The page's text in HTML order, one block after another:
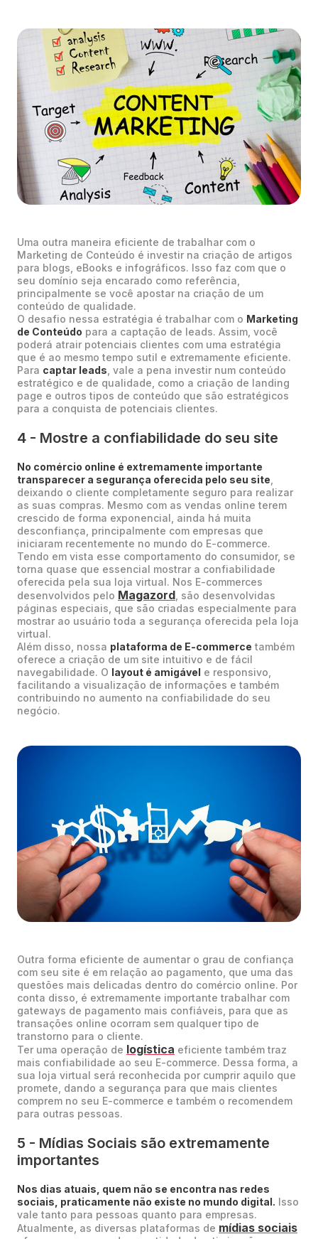
Uma outra maneira eficiente de trabalhar com o
Marketing de Conteúdo é investir na criação de artigos
para blogs, eBooks e infográficos. Isso faz com que o
seu domínio seja encarado como referência,
principalmente se você apostar na criação de um
conteúdo de qualidade.
O desafio nessa estratégia é trabalhar com o Marketing
de Conteúdo para a captação de leads. Assim, você
poderá atrair potenciais clientes com uma estratégia
que é ao mesmo tempo sutil e extremamente eficiente.
Para captar leads , vale a pena investir num conteúdo
estratégico e de qualidade, como a criação de landing
page e outros tipos de conteúdo que são estratégicos
para a conquista de potenciais clientes.
4 - Mostre a confiabilidade do seu site
No comércio online é extremamente importante
transparecer a segurança oferecida pelo seu site
deixando o cliente completamente seguro para realizar
as suas compras. Mesmo com as vendas online terem
crescido de forma exponencial, ainda há muita
desconfiança, principalmente com empresas que
iniciaram recentemente no mundo do E-commerce.
Tendo em vista esse comportamento do consumidor, se
torna quase que essencial mostrar a confiabilidade
oferecida pela sua loja virtual. Nos E-commerces
desenvolvidos pelo Magazord , são desenvolvidas
páginas especiais, que são criadas especialmente para
mostrar ao usuário toda a segurança oferecida pela loja
virtual.
Além disso, nossa plataforma de E-commerce também
oferece a criação de um site intuitivo e de fácil
navegabilidade. O layout é amigável e responsivo,
facilitando a visualização de informações e também
contribuindo no aumento na confiabilidade do seu
negócio.
Outra forma eficiente de aumentar o grau de confiança
com seu site é em relação ao pagamento, que uma das
questões mais delicadas dentro do comércio online. Por
conta disso, é extremamente importante trabalhar com
gateways de pagamento mais confiáveis, para que as
transações online ocorram sem qualquer tipo de
transtorno para o cliente.
Ter uma operação de logística eficiente também traz
mais confiabilidade ao seu E-commerce. Dessa forma, a
sua loja virtual será reconhecida por cumprir aquilo que
promete, dando a segurança para que mais clientes
comprem no seu E-commerce e também o recomendem
para outras pessoas.
5 - Mídias Sociais são extremamente
importantes
Nos dias atuais, quem não se encontra nas redes
sociais, praticamente não existe no mundo digital. Isso
vale tanto para pessoas quanto para empresas.
Atualmente, as diversas plataformas de mídias sociais